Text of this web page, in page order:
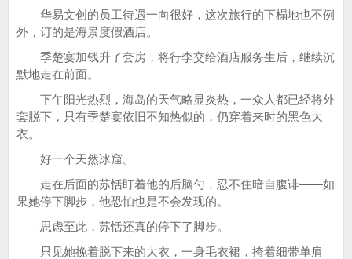
华易文创的员工待遇一向很好，这次旅行的下榻地也不例
外，订的是海景度假酒店。
季楚宴加钱升了套房，将行李交给酒店服务生后，继续沉
默地走在前面。
下午阳光热烈，海岛的天气略显炎热，一众人都已经将外
套脱下，只有季楚宴依旧不知热似的，仍穿着来时的黑色大
衣。
好一个天然冰窟。
走在后面的苏恬盯着他的后脑勺，忍不住暗自腹诽——如
果她停下脚步，他恐怕也是不会发现的。
思虑至此，苏恬还真的停下了脚步。
只见她挽着脱下来的大衣，一身毛衣裙，挎着细带单肩